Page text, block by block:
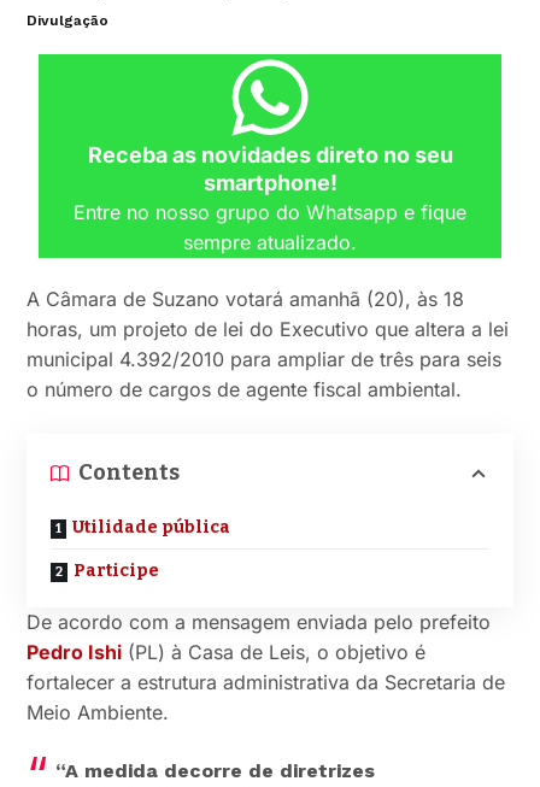
Divulgação
Receba as novidades direto no seu
smartphone!
Entre no nosso grupo do Whatsapp e fique
sempre atualizado.
A Câmara de Suzano votará amanhã (20), às 18
horas, um projeto de lei do Executivo que altera a lei
municipal 4.392/2010 para ampliar de três para seis
o número de cargos de agente fiscal ambiental.
Contents
Utilidade pública
Participe
De acordo com a mensagem enviada pelo prefeito
Pedro Ishi (PL) à Casa de Leis, o objetivo é
fortalecer a estrutura administrativa da Secretaria de
Meio Ambiente.
“A medida decorre de diretrizes